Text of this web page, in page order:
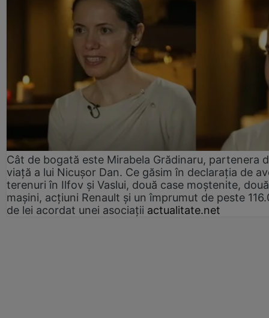
Cât de bogată este Mirabela Grădinaru, partenera
viață a lui Nicușor Dan. Ce găsim în declarația de
terenuri în Ilfov și Vaslui, două case moștenite, două
mașini, acțiuni Renault și un împrumut de peste
de lei acordat unei asociații actualitate.net